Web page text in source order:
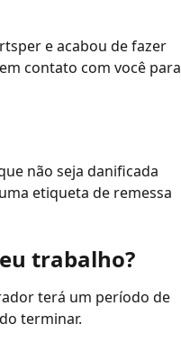
e acabou de fazer
contato com você para
não seja danificada
etiqueta de remessa
trabalho?
terá um período de
terminar.